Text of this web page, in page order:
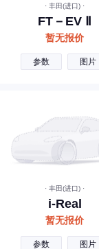
· 丰田(进口) ·
FT－EV Ⅱ
暂无报价
参数 图片
· 丰田(进口) ·
i-Real
暂无报价
参数 图片